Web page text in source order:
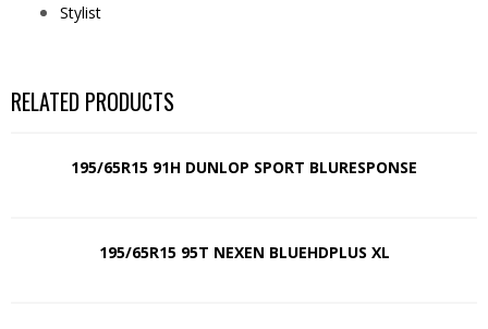
Stylist
RELATED PRODUCTS
195/65R15 91H DUNLOP SPORT BLURESPONSE
195/65R15 95T NEXEN BLUEHDPLUS XL